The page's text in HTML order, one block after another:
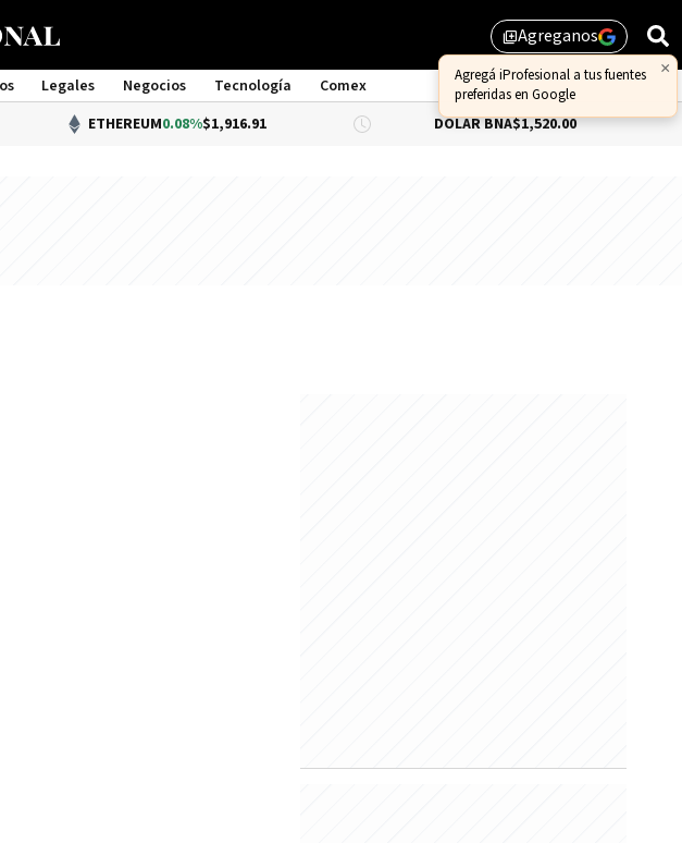
library_addAgreganos
×
Agregá iProfesional a tus fuentes
preferidas en Google
Legales Negocios Tecnología
Comex
ETHEREUM0.08%$1,916.91 DÓLAR BNA$1,520.00